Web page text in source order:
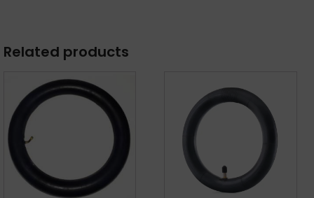
Related products